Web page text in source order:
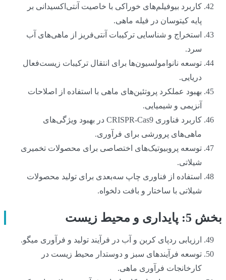
کاربرد بیوفیلم‌های خوراکی با خاصیت آنتی‌اکسیدانی بر
پایه کیتوسان در فیله ماهی.
استخراج و شناسایی ترکیبات آنتی‌فریز از ماهی‌های آب
سرد.
توسعه نانوامولسیون‌ها برای انتقال ترکیبات زیست‌فعال
دریایی.
بهبود عملکرد پروتئین‌های ماهی با استفاده از اصلاحات
آنزیمی و شیمیایی.
کاربرد فناوری CRISPR-Cas9 در بهبود ویژگی‌های
ماهی‌های پرورشی برای فرآوری.
توسعه پروبیوتیک‌های اختصاصی برای محصولات تخمیری
شیلاتی.
استفاده از فناوری چاپ سه‌بعدی برای تولید محصولات
شیلاتی با ساختار و بافت دلخواه.
بخش 5: پایداری و محیط زیست
ارزیابی ردپای کربن و آب در فرآیند تولید و فرآوری میگو.
توسعه فرآیندهای سبز و دوستدار محیط زیست در
کارخانجات فرآوری ماهی.